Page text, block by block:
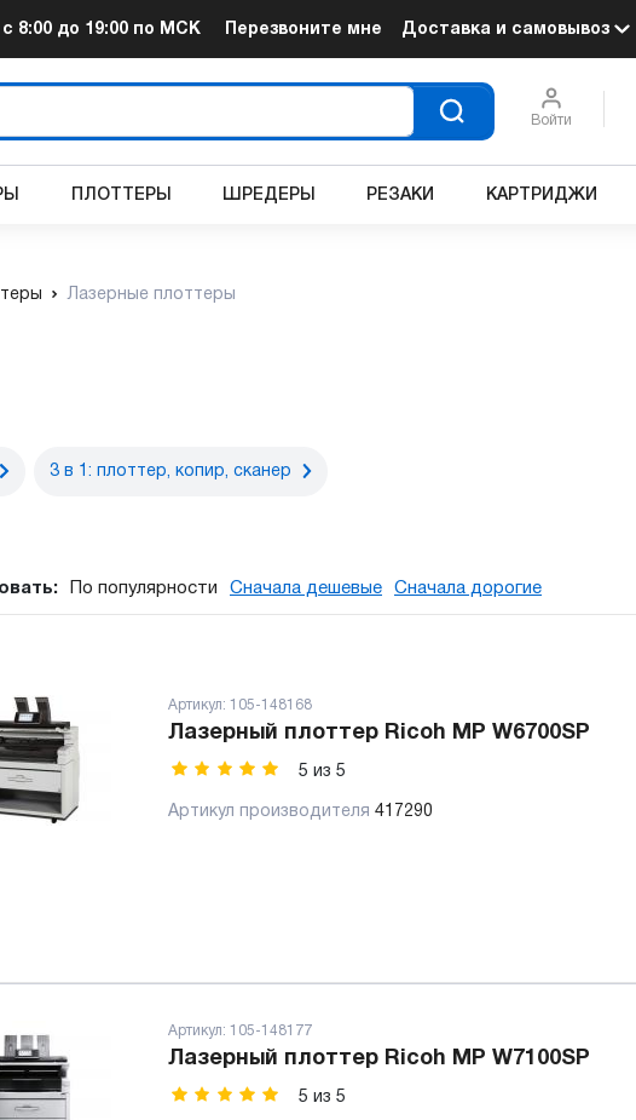
с 8:00 до 19:00 по МСК Перезвоните мне Доставка и самовывоз
Войти
ПЛОТТЕРЫ ШРЕДЕРЫ РЕЗАКИ КАРТРИДЖИ
Лазерные плоттеры
3 в 1: плоттер, копир, сканер
По популярности Сначала дешевые Сначала дорогие
Артикул: 105-148168
Лазерный плоттер Ricoh MP W6700SP
5 из 5
Артикул производителя 417290
Артикул: 105-148177
Лазерный плоттер Ricoh MP W7100SP
5 из 5